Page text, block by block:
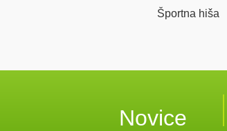
Športna hiša
Novice